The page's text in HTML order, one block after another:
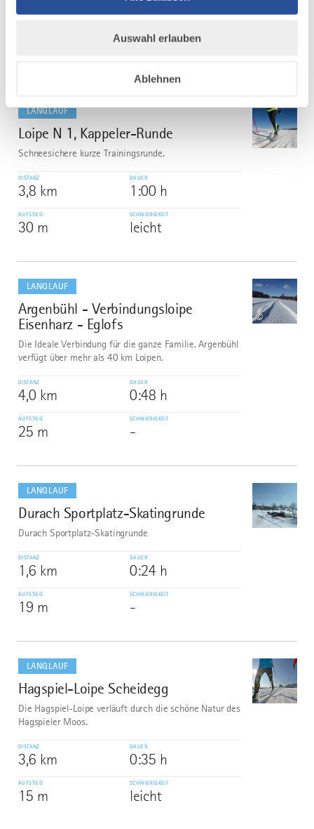
Auswahl erlauben
Ablehnen
3,8 km
DAUER
0:55 h
SCHWIERIGKEIT
LANGLAUF
7
Loipe N 1, Kappeler-Runde
©
Schneesichere kurze Trainingsrunde.
DISTANZ
3,8 km
DAUER
1:00 h
AUFSTIEG
30 m
SCHWIERIGKEIT
leicht
LANGLAUF
8
Argenbühl - Verbindungsloipe
Eisenharz - Eglofs
©
Die Ideale Verbindung für die ganze Familie. Argenbühl
verfügt über mehr als 40 km Loipen.
DISTANZ
4,0 km
DAUER
0:48 h
AUFSTIEG
25 m
SCHWIERIGKEIT
-
dazu
LANGLAUF
9
Durach Sportplatz-Skatingrunde
©
Durach Sportplatz-Skatingrunde
DISTANZ
1,6 km
DAUER
0:24 h
AUFSTIEG
19 m
SCHWIERIGKEIT
-
dazu
LANGLAUF
10
Hagspiel-Loipe Scheidegg
©
Die Hagspiel-Loipe verläuft durch die schöne Natur des
Hagspieler Moos.
DISTANZ
3,6 km
DAUER
0:35 h
AUFSTIEG
15 m
SCHWIERIGKEIT
leicht
dazu